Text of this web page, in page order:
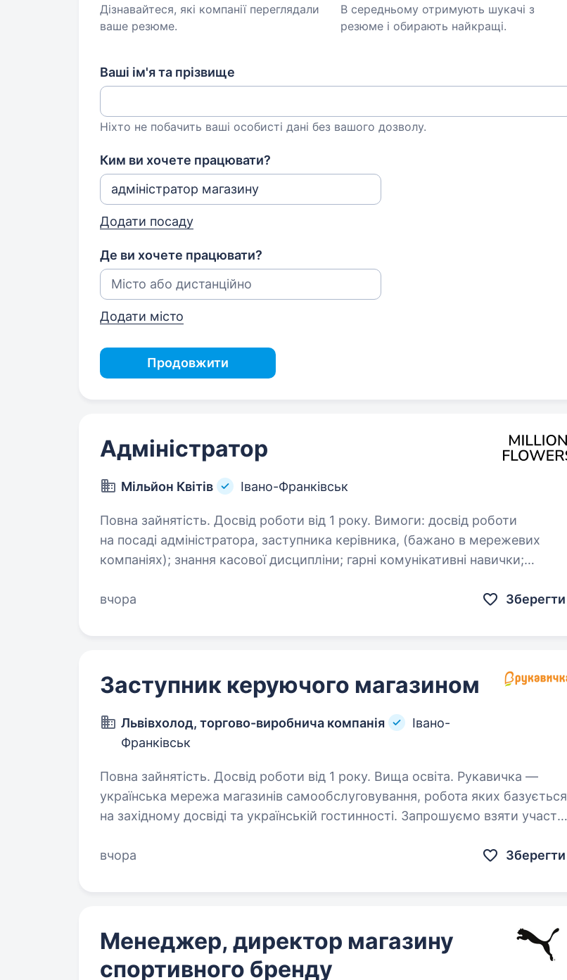
Дізнавайтеся, які компанії переглядали
ваше резюме.
В середньому отримують шукачі з
резюме і обирають найкращі.
Ваші ім'я та прізвище
Ніхто не побачить ваші особисті дані без вашого дозволу.
Ким ви хочете працювати?
Додати посаду
Де ви хочете працювати?
Додати місто
Продовжити
Адміністратор
Мільйон Квітів Івано-Франківськ
Повна зайнятість. Досвід роботи від 1 року. Вимоги: досвід роботи
на посаді адміністратора, заступника керівника, (бажано в мережевих
компаніях); знання касової дисципліни; гарні комунікативні навички;
вчора
Зберегти
Заступник керуючого магазином
Львівхолод, торгово-виробнича компанія
Івано-
Франківськ
Повна зайнятість. Досвід роботи від 1 року. Вища освіта. Рукавичка —
українська мережа магазинів самообслуговування, робота яких базується
на західному досвіді та українській гостинності. Запрошуємо взяти участь
вчора
Зберегти
Менеджер, директор магазину
спортивного бренду